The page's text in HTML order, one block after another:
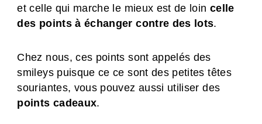
et celle qui marche le mieux est de loin celle
des points à échanger contre des lots.
Chez nous, ces points sont appelés des
smileys puisque ce ce sont des petites têtes
souriantes, vous pouvez aussi utiliser des
points cadeaux.